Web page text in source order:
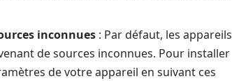
inconnues : Par défaut, les appareils
de sources inconnues. Pour installer
de votre appareil en suivant ces